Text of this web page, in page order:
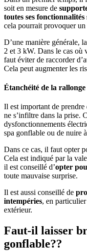
soit en mesure de
toutes ses
cela pourrait provoquer
D’une manière générale,
2 et 3 kW. Dans le cas où
faut éviter de raccorder
Cela peut augmenter les
Étanchéité de la rallonge
Il est important de prendre
ne s’infiltre dans la prise.
dysfonctionnements
spa gonflable ou de nuire
Dans ce cas, il faut opter
Cela est indiqué par la
il est conseillé d’opter
toute mauvaise surprise.
Il est aussi conseillé de
intempéries, en
extérieur.
Faut-il laisser
gonflable??